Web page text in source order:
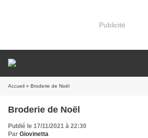
Publicité
Accueil » Broderie de Noël
Broderie de Noël
Publié le 17/11/2021 à 22:30
Par Giovinetta